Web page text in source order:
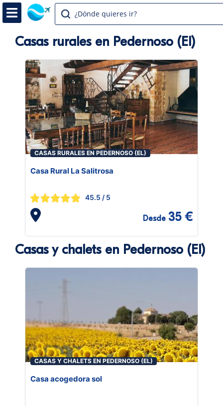
¿Dónde quieres ir?
Casas rurales en Pedernoso (El)
CASAS RURALES EN PEDERNOSO (EL)
Casa Rural La Salitrosa
45.5 / 5
Desde 35 €
Casas y chalets en Pedernoso (El)
CASAS Y CHALETS EN PEDERNOSO (EL)
Casa acogedora sol